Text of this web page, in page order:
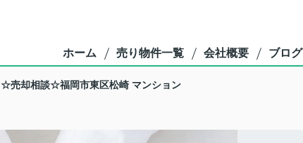
ホーム 売り物件一覧 会社概要 ブログ
☆売却相談☆福岡市東区松崎 マンション